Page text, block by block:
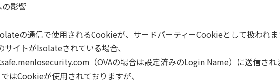
影響
の通信で使用されるCookieが、サードパーティーCookieとして扱われま
イトがIsolateされている場合、
（OVAの場合は設定済みのLogin Name）に送信され
はCookieが使用されておりますが、